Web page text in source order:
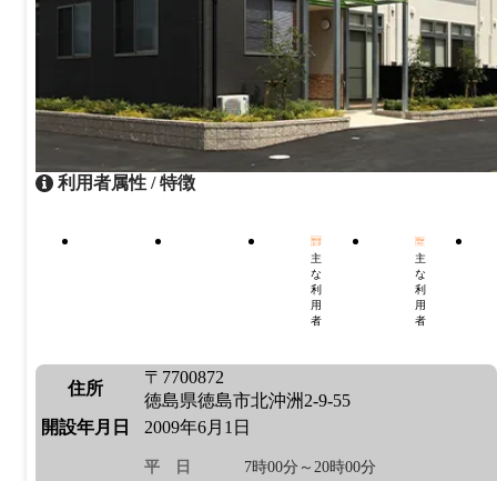
利用者属性 / 特徴
主
な
利
用
者
主
な
利
用
者
住所
〒7700872
徳島県徳島市北沖洲2-9-55
開設年月日
2009年6月1日
平日
7時00分～20時00分